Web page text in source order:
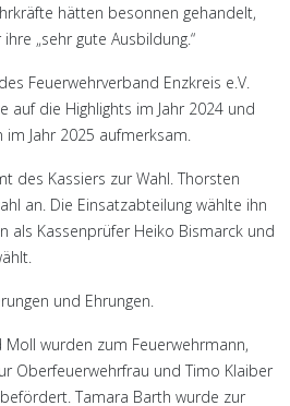
hätten besonnen gehandelt,
„sehr gute Ausbildung.“
Feuerwehrverband Enzkreis e.V.
auf die Highlights im Jahr 2024 und
Jahr 2025 aufmerksam.
des Kassiers zur Wahl. Thorsten
an. Die Einsatzabteilung wählte ihn
als Kassenprüfer Heiko Bismarck und
und Ehrungen.
wurden zum Feuerwehrmann,
Oberfeuerwehrfrau und Timo Klaiber
Tamara Barth wurde zur